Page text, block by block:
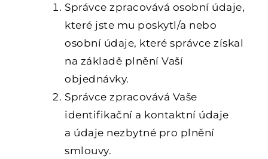
Správce zpracovává osobní údaje,
které jste mu poskytl/a nebo
osobní údaje, které správce získal
na základě plnění Vaší
objednávky.
Správce zpracovává Vaše
identifikační a kontaktní údaje
a údaje nezbytné pro plnění
smlouvy.